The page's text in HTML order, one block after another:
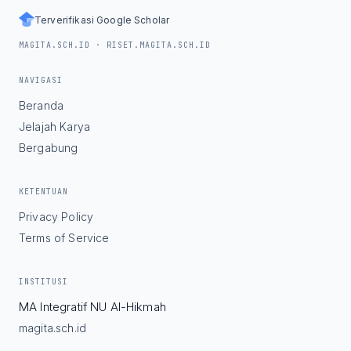
Terverifikasi Google Scholar
MAGITA.SCH.ID · RISET.MAGITA.SCH.ID
NAVIGASI
Beranda
Jelajah Karya
Bergabung
KETENTUAN
Privacy Policy
Terms of Service
INSTITUSI
MA Integratif NU Al-Hikmah
magita.sch.id